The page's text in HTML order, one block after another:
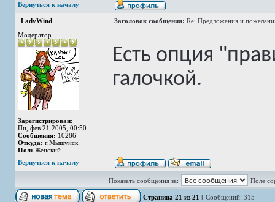
Вернуться к началу
LadyWind Заголовок сообщения: Re: Предложения и
Модератор
Зарегистрирован:
Пн, фев 21 2005, 00:50
Сообщения: 10286
Откуда: г.Мышуйск
Пол: Женский
Есть опция
галочкой.
Вернуться к началу
Показать сообщения за: Поле
Страница 21 из 21 [ Сообщений: 315 ]